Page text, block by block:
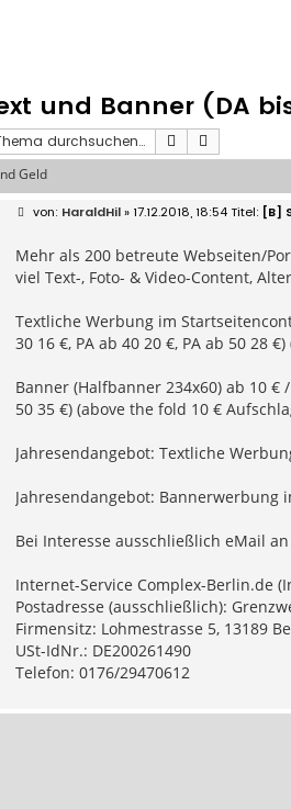
und Banner (DA
Suche
Geld
B
t
a
HaraldHil» 17.12.2018, 18:54 [B]
Mehr als 200 betreute Webseiten/
viel Text-, Foto- & Video-Content,
Textliche Werbung im
30 16 €, PA ab 40 20 €, PA ab 50 28
Banner (Halfbanner 234x60) ab 10 €
50 35 €) (above the fold 10 €
Jahresendangebot: Textliche
Jahresendangebot: Bannerwerbung
Bei Interesse ausschließlich eMail an
Internet-Service Complex-Berlin.de
Postadresse (ausschließlich):
Firmensitz: Lohmestrasse 5, 13189
USt-IdNr.: DE200261490
Telefon: 0176/29470612